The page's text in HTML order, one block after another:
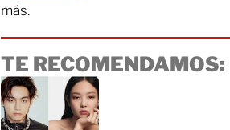
más.
TE RECOMENDAMOS: